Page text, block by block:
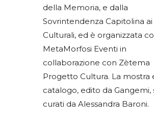
della Memoria, e dalla
Sovrintendenza Capitolina
Culturali, ed è organizzata
MetaMorfosi Eventi in
collaborazione con Zètema
Progetto Cultura. La mostra
catalogo, edito da Gangemi,
curati da Alessandra Baroni.